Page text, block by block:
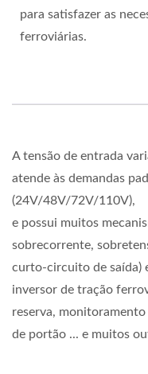
para satisfazer as
ferroviárias.
A tensão de entrada
atende às demandas
(24V/48V/72V/110V),
e possui muitos
sobrecorrente,
curto-circuito de saída)
inversor de tração
reserva,
de portão ... e muitos